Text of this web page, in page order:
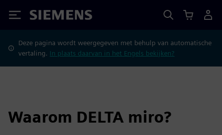
Siemens
Deze pagina wordt weergegeven met behulp van automatische
vertaling. In plaats daarvan in het Engels bekijken?
Waarom DELTA miro?